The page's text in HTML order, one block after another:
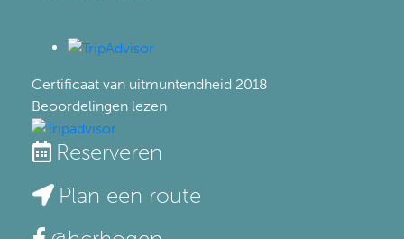
Certificaat van uitmuntendheid 2018
Beoordelingen lezen
Reserveren
Plan een route